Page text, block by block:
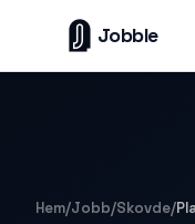
Jobble
Hem/Jobb/Skovde/